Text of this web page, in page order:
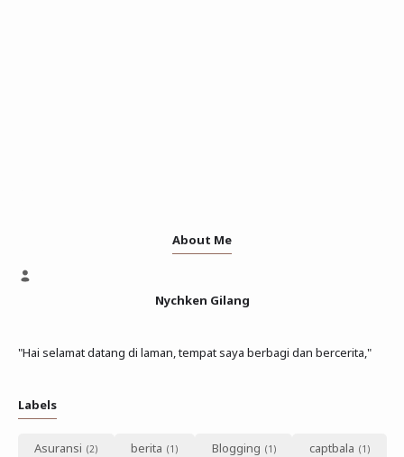
About Me
Nychken Gilang
"Hai selamat datang di laman, tempat saya berbagi dan bercerita,"
Labels
Asuransi berita Blogging
captbala